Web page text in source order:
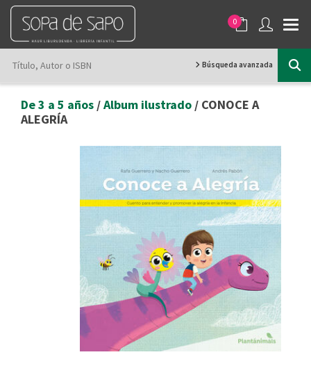
0
Búsqueda avanzada
De 3 a 5 años /Album ilustrado / CONOCE A
ALEGRÍA